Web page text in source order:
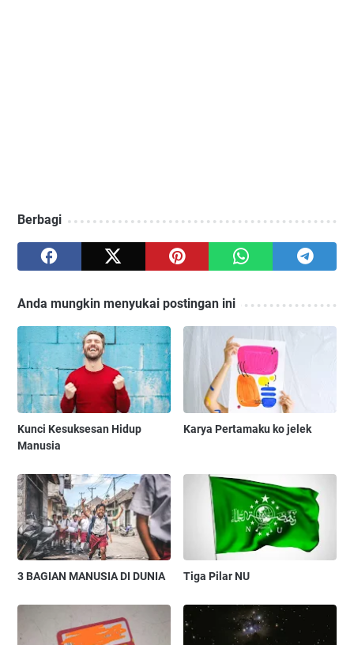
Berbagi
Anda mungkin menyukai postingan ini
Kunci Kesuksesan Hidup
Manusia
Karya Pertamaku ko jelek
3 BAGIAN MANUSIA DI DUNIA Tiga Pilar NU